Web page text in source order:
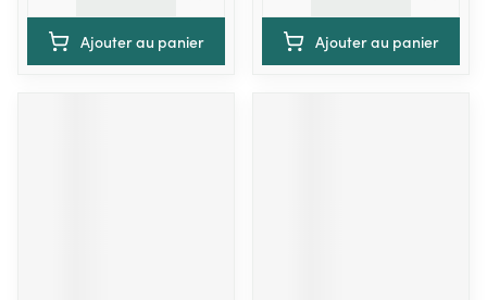
Ajouter au panier Ajouter au panier